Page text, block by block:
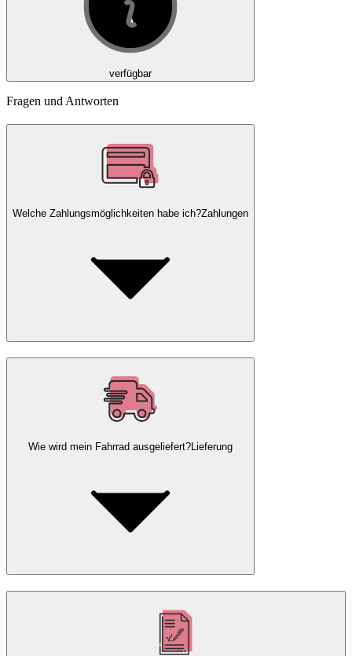
verfügbar
Fragen und Antworten
Welche Zahlungsmöglichkeiten habe ich?Zahlungen
Wie wird mein Fahrrad ausgeliefert?Lieferung